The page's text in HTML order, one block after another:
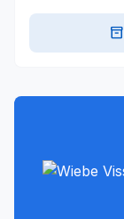
inventory_2